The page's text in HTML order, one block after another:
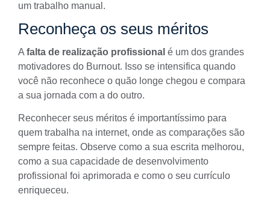
um trabalho manual.
Reconheça os seus méritos
A falta de realização profissional é um dos grandes
motivadores do Burnout. Isso se intensifica quando
você não reconhece o quão longe chegou e compara
a sua jornada com a do outro.
Reconhecer seus méritos é importantíssimo para
quem trabalha na internet, onde as comparações são
sempre feitas. Observe como a sua escrita melhorou,
como a sua capacidade de desenvolvimento
profissional foi aprimorada e como o seu currículo
enriqueceu.